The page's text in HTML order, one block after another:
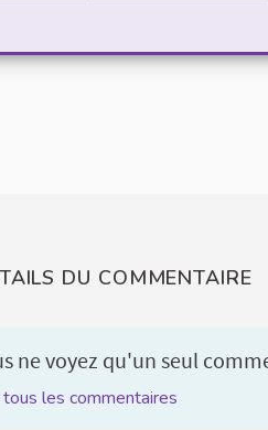
DU COMMENTAIRE
ne voyez qu'un seul
les commentaires